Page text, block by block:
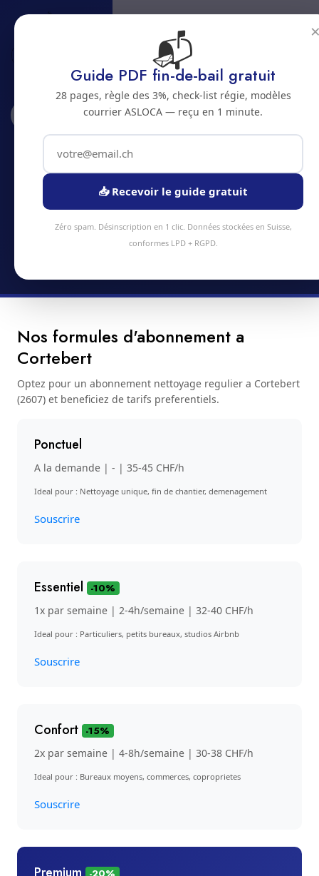
Accueil Abonnements Cortebert
Abonnement nettoyage a
Cortebert
Economisez jusqu'a 20% avec un abonnement
nettoyage regulier a Cortebert
Nos formules d'abonnement a
Cortebert
Optez pour un abonnement nettoyage regulier a Cortebert
(2607) et beneficiez de tarifs preferentiels.
Ponctuel
A la demande | - | 35-45 CHF/h
Ideal pour : Nettoyage unique, fin de chantier, demenagement
Souscrire
Essentiel
-10%
1x par semaine | 2-4h/semaine | 32-40 CHF/h
Ideal pour : Particuliers, petits bureaux, studios Airbnb
Souscrire
Confort -15%
2x par semaine | 4-8h/semaine | 30-38 CHF/h
Ideal pour : Bureaux moyens, commerces, coproprietes
Souscrire
📬
Guide PDF fin-de-bail gratuit
28 pages, règle des 3%, check-list régie, modèles
courrier ASLOCA — reçu en 1 minute.
📥 Recevoir le guide gratuit
Zéro spam. Désinscription en 1 clic. Données stockées en Suisse,
conformes LPD + RGPD.